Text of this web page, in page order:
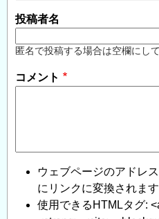
投稿者名
匿名で投稿する場合は空欄にし
コメント
ウェブページのアドレ
にリンクに変換されます
使用できるHTMLタグ: